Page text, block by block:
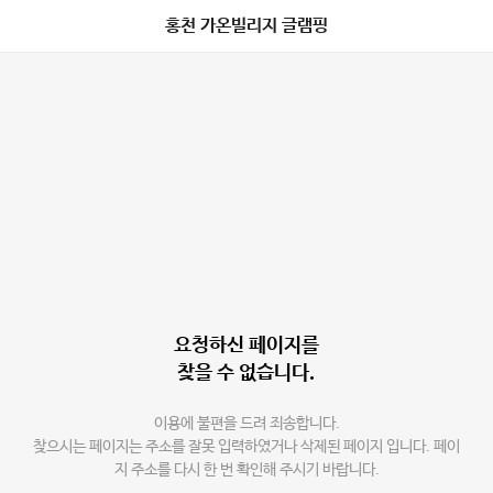
홍천 가온빌리지 글램핑
요청하신 페이지를
찾을 수 없습니다.
이용에 불편을 드려 죄송합니다.
찾으시는 페이지는 주소를 잘못 입력하였거나 삭제된 페이지 입니다. 페이
지 주소를 다시 한 번 확인해 주시기 바랍니다.